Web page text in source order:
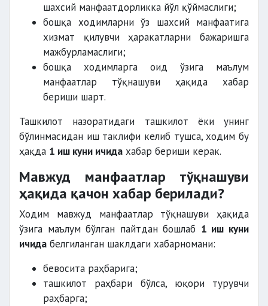
шахсий манфаатдорликка йўл қўймаслиги;
бошқа ходимларни ўз шахсий манфаатига
хизмат қилувчи ҳаракатларни бажаришга
мажбурламаслиги;
бошқа ходимларга оид ўзига маълум
манфаатлар тўқнашуви ҳақида хабар
бериши шарт.
Ташкилот назоратидаги ташкилот ёки унинг
бўлинмасидан иш таклифи келиб тушса, ходим бу
ҳақда 1 иш куни ичида хабар бериши керак.
Мавжуд манфаатлар тўқнашуви
ҳақида қачон хабар берилади?
Ходим мавжуд манфаатлар тўқнашуви ҳақида
ўзига маълум бўлган пайтдан бошлаб 1 иш куни
ичида белгиланган шаклдаги хабарномани:
бевосита раҳбарига;
ташкилот раҳбари бўлса, юқори турувчи
раҳбарга;